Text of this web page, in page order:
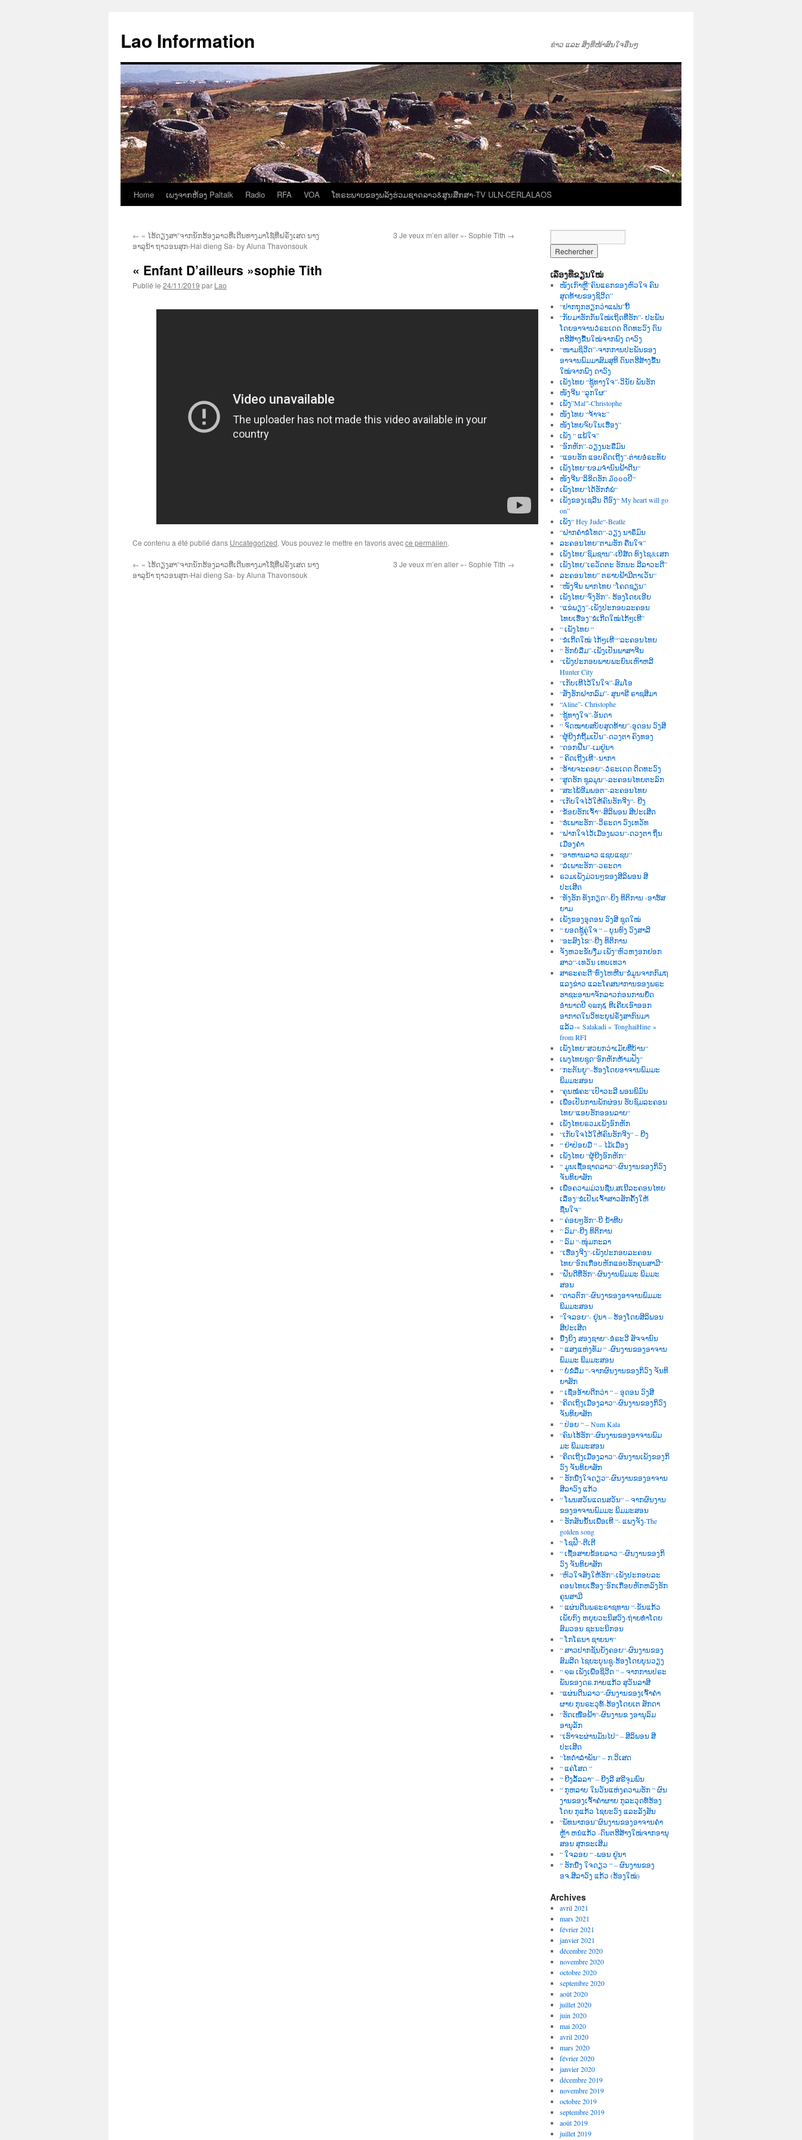
contenu
Lao Information ຂ່າວ ແລະ ສິ່ງທີ່ໜ້າສົນໃຈອື່ນໆ
Home ເພງຈາກຫ້ອງ Paltalk Radio RFA VOA ໂທຣະພາບຂອງພລັງຮ່ວມຊາດລາວ&ສູນສືກສາ-TV ULN-CERLALAOS
← « ໄຮ້ດຽງສາ“ຈາກນັກຮ້ອງລາວທີ່ເດີນທາງມາໂຊ໌ທີ່ຝຣັ່ງເສດ ນາງ
ອາລຸນ້າ ຖາວອນສຸກ-Hai dieng Sa- by Aluna Thavonsouk
3 Je veux m’en aller »- Sophie Tith →
« Enfant D’ailleurs »sophie Tith
Publié le 24/11/2019 par Lao
Ce contenu a été publié dans Uncategorized. Vous pouvez le mettre en favoris avecce permalien.
← « ໄຮ້ດຽງສາ“ຈາກນັກຮ້ອງລາວທີ່ເດີນທາງມາໂຊ໌ທີ່ຝຣັ່ງເສດ ນາງ
ອາລຸນ້າ ຖາວອນສຸກ-Hai dieng Sa- by Aluna Thavonsouk
3 Je veux m’en aller »- Sophie Tith →
ເລື່ອງທີ່ຂຽນໃໝ່
ໜັງເກົາຫຼີ”ຄົນແຣກຂອງຫົວໃຈ ຄົນ
ສຸດທ້າຍຂອງຊິວີດ”
“ຢາກຖຸກຮຽກວ່າແຟນ”ບີ້
“ກັບມາຮັກກັນໃໝ່ເຖິດທີ່ຮັກ”- ປະພັນ
ໂດຍອາຈານວໍຣະເດດ ດິດທະວົງ ດົນ
ຕຮີສ້າງຂື້ນໃໝ່ຈາກພົງ ດາວົງ
“ໜາມຊິວີດ”-ຈາກການປະພັນຂອງ
ອາຈານພົມມາສົມສຸທິ ດົນຕຮີສ້າງຂື້ນ
ໃໝ່ຈາກພົງ ດາວົງ
ເພັງໄທຍ “ຊູ້ທາງໃຈ”-ວິນັຍ ພັນຮັກ
ໜັງຈີນ “ລູກໃຜ”
ເພັງ”Mal”-Christophe
ໜັງໄທຍ “ຈ້າຈະ”
ໜັງໄທຍຈົບໃນເຮື່ອງ”
ເພັງ “ ແພ້ໃຈ”
“ອົກຫັກ”-ວຽງນະຣືມົນ
“ແອບຮັກ ແອບຄິດເຖີງ”-ຕ່າຍອໍຣະທັຍ
ເພັງໄທຍ“ຍອມຈຳນົນຟ້າດີນ“
ໜັງຈີນ“ລິຂິດຮັກ ໓໐໐໐ປີ“
ເພັງໄທຍ“ໄດ້ຮັກກໍພໍ“
ເພັງຂອງເຊລີນ ດີອົງ“ My heart will go
on”
ເພັງ“ Hey Jude“-Beatle
“ຝາກຄຳຂໍໂທດ“-ວຽງ ນາຣຶມົນ
ລະຄອນໄທຍ”ຕາມຮັກ ຄືນໃຈ”
ເພັງໄທຍ”ຊົມຊານ”-ເບີສ໌ດ ທົງໄຊ&ເສກ
ເພັງໄທຍ”ເຣວັດຕະ ຮັກນະ ລີລາວະດີ”
ລະຄອນໄທຍ” ຕຣາບຟ້າມີຕາເວັນ“
“ໜັງຈີນ ພາກໄທຍ “ໂຄດຊຽນ”
ເພັງໄທຍ“ຈົ່ງຮັກ”- ຮ້ອງໂດຍເອີຍ
“ແຂ່ພຽງ”-ເພັງປະກອບລະຄອນ
ໄທຍເຮື່ອງ”ຂໍເກີດໃໝ່ໄກ້ໆເທີ”
“ ເພັງໄທຍ “
“ຂໍເກີດໃໝ່ ໄກ້ໆເທີ““ລະຄອນໄທຍ
“ ຮັກບໍ່ລືມ”-ເພັງເປັນພາສາຈີນ
“ເພັງປະກອບພາບພະຍົນເຫົາຫລີ
Hunter City
“ເກັບເທີໄວ້ໃນໃຈ”-ສົມໂອ
“ສັ່ງຮັກຝາກລົມ”- ສຸນາຣີ ຣາຊສີມາ
“Aline”- Christophe
“ຊູ້ທາງໃຈ”-ອັນດາ
“ ຈົດໝາຍສບັບສຸດທ້າຍ”-ອຸດອນ ວົງສີ
“ຜູ້ຍີງກໍຖີ້ມເປັນ”-ດວງຕາ ຄົງທອງ
“ດອກຝີ່ນ”-ເມຢູ່ນາ
“ ຄິດເຖີງເທີ“-ນາກາ
“ອ້າຍຈະຄອຍ“-ວໍຣະເດດ ດິດທະວົງ
“ສູດຮັກ ຊຸລມຸນ“-ລະຄອນໄທຍຕະລົກ
“ສະໄພ້ອີມພອຕ“-ລະຄອນໄທຍ
“ເກັບໃຈໄວ້ໃຫ້ຄົນຮັກຈີງ“- ຍີງ
“ຂ້ອຍຮັກເຈົ້າ“-ສິລິພອນ ສີປະເສີດ
“ຮໍເພາະຮັກ“-ວິຣະດາ ວົງເທວັທ
“ຝາກໃຈໄວ້ເມືອງພວນ“-ດວງຕາ ຖິ່ນ
ເມືອງຄຳ
“ອາຫານລາວ ແຊບແຊບ“
“ລໍເພາະຮັກ“-ວຣະດາ
ຣວມເພັງມ່ວນໆຂອງສີລິພອນ ສີ
ປະເສີດ
“ທັງຮັກ ທັງກຽດ“-ຍິງ ທິຕິການ -ອາຮ໌ສ
ຍາມ
ເພັງຂອງອຸດອນ ວົງສີ ຊຸດໃໝ່
“ ຍອດຊູ້ຄູ່ໃຈ “ – ບຸນທົງ ວົງສາລີ
“ອະສົງໄຂ“-ຍີງ ທິຕິການ
ຈັງຫວະຂັບງື່ມ ເພັງ“ຫົວຫງອກຢອກ
ສາວ“-ເທວັນ ເທບເທວາ
ສາຣະຄະດີ“ທົ່ງໄຫຫີນ“ຂໍ່ມູນຈາກກົມຖ
ແລງຂ່າວ ແລະໂຄສນາການຂອງພຣະ
ຮາຊະອານາຈັກລາວກ່ອນການຍຶດ
ອຳນາດປີ ໑໙໗໕ ທີເຄີຍເອົາອອກ
ອາກາດໃນວິທະຍຸຝຣັ່ງສາກົນມາ
ແລ້ວ-« Salakadi « TonghaiHine »
from RFI
ເພັງໄທຍ“ສວຍກວ່າເມັຍທີ່ບ້ານ“
ເພງໄທຍຊຸດ“ອົກຫັກຫ້າມຟັງ“
“ກະຕັນຍູ“–ຮ້ອງໂດຍອາຈານພົມມະ
ພິມມະສອນ
“ຄຸນໝໍຄະ“ເປົາວະລີ ພອນພິມົນ
ເພື່ອເປັນການພັກຜ່ອນ ຮັບຊົມລະຄອນ
ໄທຍ“ແອບຮັກອອນລາຍ“
ເພັງໄທຍຣວມເພັງອົກຫັກ
“ເກັບໃຈໄວ້ໃຫ້ຄົນຮັກຈີງ“ – ຍີງ
“ ຢ່າປ່ອຍມື “ – ໄມ້ເມືອງ
ເພັງໄທຍ “ຜູ້ຍີງອົກຫັກ“
“ ມູນເຊື້ອຊາດລາວ“-ຜົນງານຂອງກິວົງ
ຈັນທິຍາສັກ
ເພື່ອຄວາມມ່ວນຊື່ນ,ສເນີລະຄອນໄທຍ
ເລື່ອງ“ຂໍເປັນເຈົ້າສາວສັກຄັ້ງໃຫ້
ຊື່ນໃຈ“
“ ຄ່ອຍໆຮັກ“-ບີ ນໍ້າທີບ
“ ລົມ“-ຍີງ ທິຕິການ
“ ລົມ “-ໜຸ່ມກະລາ
“ເຮື່ອງຈີງ“-ເພັງປະກອບລະຄອນ
ໄທຍ“ອົກເກືອບຫັກແອບຮັກຄຸນສາມີ“
“ຝັນດີທີ່ຮັກ“-ຜົນງານພົມມະ ພິມມະ
ສອນ
“ດາວຕົກ“-ຜົນງາຂອງອາຈານພົມມະ
ພິມມະສອນ
“ໃຈລອຍ“- ຢູ່ນາ – ຮ້ອງໂດຍສີລິພອນ
ສີປະເສີດ
ນື່ງຍິງ ສອງຊາຍ“-ອໍຣະວີ ສັຈຈານົນ
“ ແສງແຫ່ງທັມ “ -ຜົນງານຂອງອາຈານ
ພົມມະ ພິມມະສອນ
“ ບໍ່ຂໍລືມ “-ຈາກຜົນງານຂອງກິວົງ ຈັນທິ
ຍາສັກ
“ ເຊື່ອອ້າຍດີກວ່າ “ – ອຸດອນ ວົງສີ
“ຄິດເຖິງເມືອງລາວ“-ຜົນງານຂອງກິວົງ
ຈັນທິຍາສັກ
“ ປ່ອຍ “ – Num Kala
“ຄົນໄຮ້ຮັກ“-ຜົນງານຂອງອາຈານພົມ
ມະ ພິມມະສອນ
“ຄິດເຖີງເມືອງລາວ“-ຜົນງານເພັງຂອງກິ
ວົງ ຈັນທິຍາສັກ
“ ຮັກນື່ງໃຈດຽວ“-ຜົນງານຂອງອາຈານ
ສີລາວົງ ແກ້ວ
“ ໂພນສວັນແດນສວັນ“ – ຈາກຜົນງານ
ຂອງອາຈານພົມມະ ພິມມະສອນ
“ ຮັກສັນນັ້ນເພື່ອເທີ “- ແພງຈັງ-The
golden song
“ ໂຊຟີ“-ຕີເຕີ
“ ເຊື້ອສາຍຂ້ອຍລາວ “-ຜົນງານຂອງກິ
ວົງ ຈັນທິຍາສັກ
“ຫົວໃຈສັ່ງໃຫ້ຮັກ“-ເພັງປະກອບລະ
ຄອນໄທຍເຮື່ອງ“ອົກເກືອບຫັກຫລົງຮັກ
ຄຸນສາມີ
“ ແຜ່ນດີນພຣະຣາຊທານ “-ຂັນແກ້ວ
ເພັຍກົງ ຫຍຸຍວະນິສວົງ-ຖ່າຍທຳໂດຍ
ສົມວອນ ຊະນະນິກອນ
“ ໂກໂຣນາ ຊາຍນາ“
“ ສາວປາກຊັນຍັງຄອຍ“-ຜົນງານຂອງ
ສົມລີດ ໄຊຍະບຸນຊູ-ຮ້ອງໂດຍບຸນວຽງ
“ ໑໙ ເພັງເພື່ອຊິວີດ “ – ຈາກການປຣະ
ພັນຂອງດຣ.ກາບແກ້ວ ສຸວັນລາສີ
“ແຜ່ນດີນລາວ“-ຜົນງານຂອງເຈົ້າຄຳ
ຜາຍ ກຸນຣະວຸທ໌-ຮ້ອງໂດຍເຕ ສັກດາ
“ຮັດເໜືອຟ້າ“-ຜົນງານຂ ງອານຸລົມ
ອານຸລັກ
“ເຮົາຈະຜ່ານມັນໄປ“ – ສີລິພອນ ສີ
ປະເສີດ
“ໄທດຳລຳພັນ“ – ກ.ວິເສດ
“ ແຄ່ໂສດ “
“ ຍີງລັ້ລລາ“ – ຍີງລີ ສຣີຈຸມພົນ
“ ກຸຫລາບ ໃນວັນແຫ່ງຄວາມຮັກ “ ຜົນ
ງານຂອງເຈົ້າຄຳຜາຍ ກຸລະວຸດທ໌ຮ້ອງ
ໂດຍ ກຸແກ້ວ ໄຊຍະວົງ ແລະລັງສັນ
“ພັທນາກອນ”ຜົນງານຂອງອາຈານຄຳ
ຫຼ້າ ຫນໍແກ້ວ -ດົນຕຮີສ້າງໃໝ່ຈາກອານຸ
ສອນ ສຸກຂະເສີມ
“ ໃຈລອຍ “ -ພອນ ຢູ່ນາ
“ ຮັກນື່ງ ໃຈດຽວ “ – ຜົນງານຂອງ
ອຈ.ສີລາວົງ ແກ້ວ (ຮ້ອງໃໝ່)
Archives
avril 2021
mars 2021
février 2021
janvier 2021
décembre 2020
novembre 2020
octobre 2020
septembre 2020
août 2020
juillet 2020
juin 2020
mai 2020
avril 2020
mars 2020
février 2020
janvier 2020
décembre 2019
novembre 2019
octobre 2019
septembre 2019
août 2019
juillet 2019